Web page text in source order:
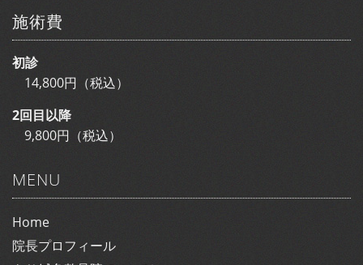
施術費
初診
14,800円（税込）
2回目以降
9,800円（税込）
MENU
Home
院長プロフィール